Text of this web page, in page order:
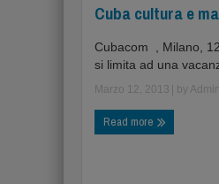
Cuba cultura e
Cubacom , Milano,
si limita ad una
Marzo 12, 2013 | by Admin
Read more